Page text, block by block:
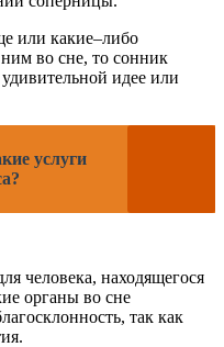
или какие–либо
во сне, то сонник
идее или
услуги
человека, находящегося
органы во сне
так как